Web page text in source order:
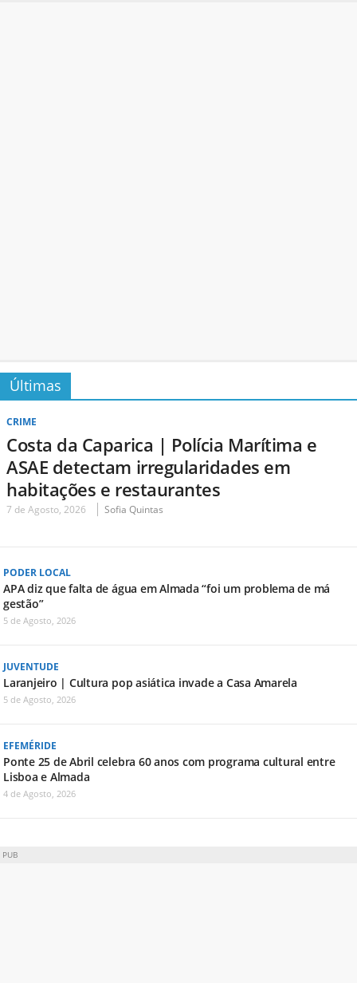
Últimas
CRIME
Costa da Caparica | Polícia Marítima e
ASAE detectam irregularidades em
habitações e restaurantes
7 de Agosto, 2026 Sofia Quintas
PODER LOCAL
APA diz que falta de água em Almada “foi um problema de má
gestão”
5 de Agosto, 2026
JUVENTUDE
Laranjeiro | Cultura pop asiática invade a Casa Amarela
5 de Agosto, 2026
EFEMÉRIDE
Ponte 25 de Abril celebra 60 anos com programa cultural entre
Lisboa e Almada
4 de Agosto, 2026
PUB